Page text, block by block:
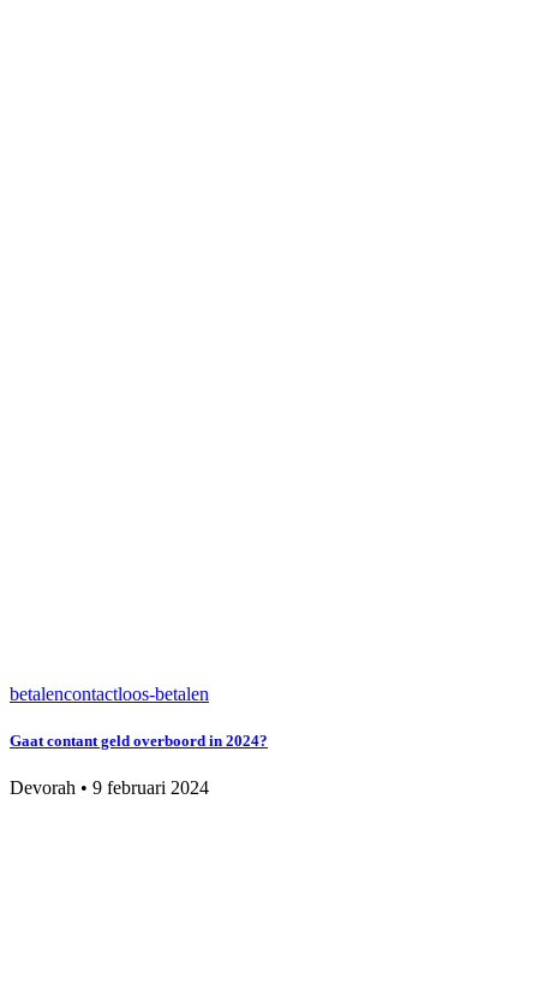
betalencontactloos-betalen
Gaat contant geld overboord in 2024?
Devorah • 9 februari 2024